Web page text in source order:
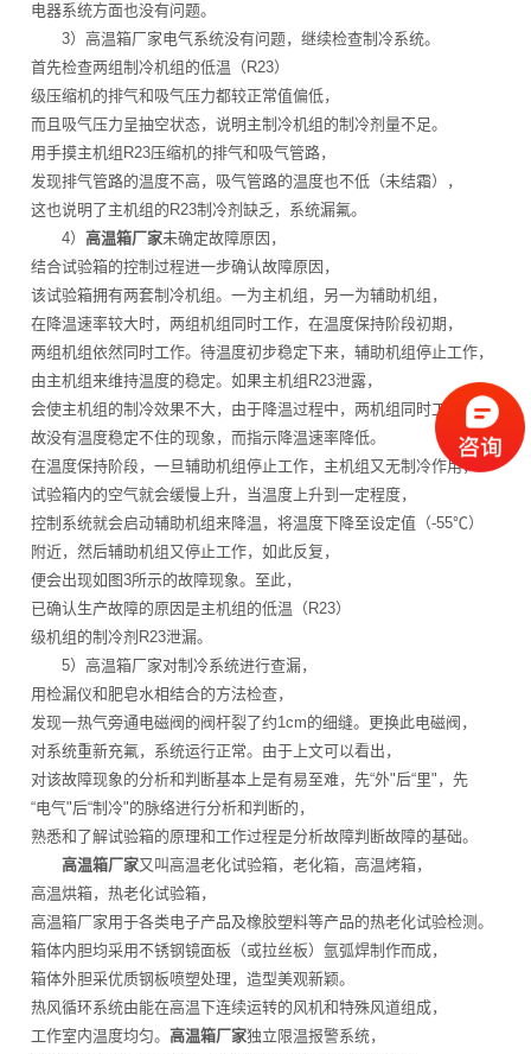
电器系统方面也没有问题。
3）高温箱厂家电气系统没有问题，继续检查制冷系统。
首先检查两组制冷机组的低温（R23）
级压缩机的排气和吸气压力都较正常值偏低，
而且吸气压力呈抽空状态，说明主制冷机组的制冷剂量不足。
用手摸主机组R23压缩机的排气和吸气管路，
发现排气管路的温度不高，吸气管路的温度也不低（未结霜），
这也说明了主机组的R23制冷剂缺乏，系统漏氟。
4）高温箱厂家未确定故障原因，
结合试验箱的控制过程进一步确认故障原因，
该试验箱拥有两套制冷机组。一为主机组，另一为辅助机组，
在降温速率较大时，两组机组同时工作，在温度保持阶段初期，
两组机组依然同时工作。待温度初步稳定下来，辅助机组停止工作，
由主机组来维持温度的稳定。如果主机组R23泄露，
会使主机组的制冷效果不大，由于降温过程中，两机组同时工作，
故没有温度稳定不住的现象，而指示降温速率降低。
在温度保持阶段，一旦辅助机组停止工作，主机组又无制冷作用，
试验箱内的空气就会缓慢上升，当温度上升到一定程度，
控制系统就会启动辅助机组来降温，将温度下降至设定值（-55℃）
附近，然后辅助机组又停止工作，如此反复，
便会出现如图3所示的故障现象。至此，
已确认生产故障的原因是主机组的低温（R23）
级机组的制冷剂R23泄漏。
5）高温箱厂家对制冷系统进行查漏，
用检漏仪和肥皂水相结合的方法检查，
发现一热气旁通电磁阀的阀杆裂了约1cm的细缝。更换此电磁阀，
对系统重新充氟，系统运行正常。由于上文可以看出，
对该故障现象的分析和判断基本上是有易至难，先“外"后“里"，先
“电气"后“制冷"的脉络进行分析和判断的，
熟悉和了解试验箱的原理和工作过程是分析故障判断故障的基础。
高温箱厂家又叫高温老化试验箱，老化箱，高温烤箱，
高温烘箱，热老化试验箱，
高温箱厂家用于各类电子产品及橡胶塑料等产品的热老化试验检测。
箱体内胆均采用不锈钢镜面板（或拉丝板）氩弧焊制作而成，
箱体外胆采优质钢板喷塑处理，造型美观新颖。
热风循环系统由能在高温下连续运转的风机和特殊风道组成，
工作室内温度均匀。高温箱厂家独立限温报警系统，